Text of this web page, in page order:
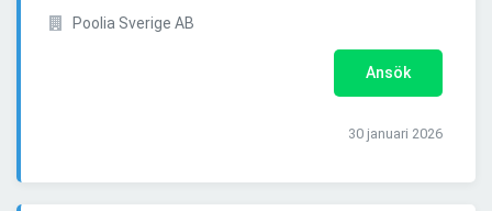
Poolia Sverige AB
Ansök
30 januari 2026